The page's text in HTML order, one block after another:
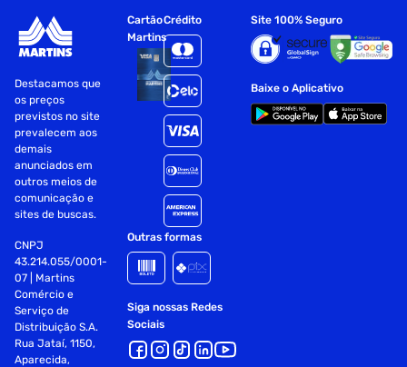
Destacamos que
os preços
previstos no site
prevalecem aos
demais
anunciados em
outros meios de
comunicação e
sites de buscas.
CNPJ
43.214.055/0001-
07 | Martins
Comércio e
Serviço de
Distribuição S.A.
Rua Jataí, 1150,
Aparecida,
Cartão
Martins
Crédito
Outras formas
Siga nossas Redes
Sociais
Site 100% Seguro
Baixe o Aplicativo